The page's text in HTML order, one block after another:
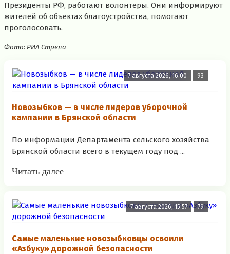
Президенты РФ, работают волонтеры. Они информируют
жителей об объектах благоустройства, помогают
проголосовать.
Фото: РИА Стрела
7 августа 2026, 16:00 93
Новозыбков — в числе лидеров уборочной
кампании в Брянской области
По информации Департамента сельского хозяйства
Брянской области всего в текущем году под ...
Читать далее
7 августа 2026, 15:57 79
Самые маленькие новозыбковцы освоили
«Азбуку» дорожной безопасности